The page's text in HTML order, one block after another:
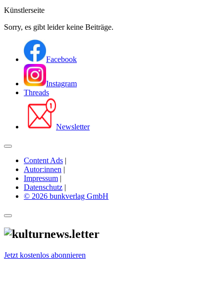
Künstlerseite
Sorry, es gibt leider keine Beiträge.
Facebook
Instagram
Threads
Newsletter
Content Ads |
Autor:innen |
Impressum |
Datenschutz |
© 2026 bunkverlag GmbH
Jetzt kostenlos abonnieren